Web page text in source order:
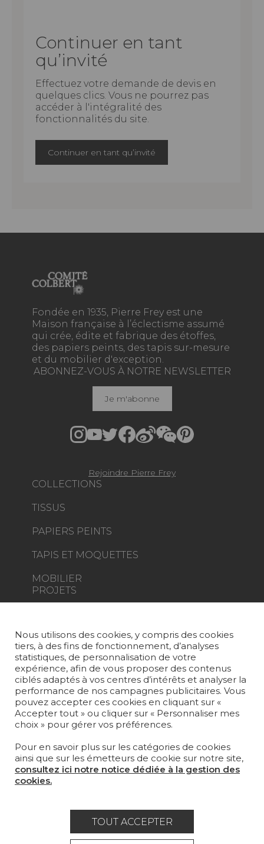
Continuer en tant
qu’invité
Effectuez votre demande de devis en
quelques clics. Vous ne pourrez pas
accéder à l'intégralité des
fonctionnalités du site.
Continuer en tant qu’invité
Fondée en 1935, Pierre Frey est une
Maison française à l’éclectisme assumé
qui crée, édite et fabrique des étoffes,
des papiers peints, des tapis sur-mesure
et du mobilier d'exception.
COLLECTIONS
TISSUS
PAPIERS PEINTS
TAPIS ET MOQUETTES
MOBILIER
PROJETS
MAGAZINE
LA MAISON
OÙ NOUS TROUVER ?
ABONNEZ-VOUS À NOTRE NEWSLETTER
Je m'abonne
Rejoindre Pierre Frey
Carrière Contact
Lexique
données
Nous utilisons des cookies, y compris des cookies
tiers, à des fins de fonctionnement, d’analyses
statistiques, de personnalisation de votre
expérience, afin de vous proposer des contenus
ciblés adaptés à vos centres d’intérêts et analyser la
performance de nos campagnes publicitaires. Vous
pouvez accepter ces cookies en cliquant sur «
Accepter tout » ou cliquer sur « Personnaliser mes
choix » pour gérer vos préférences.
Pour en savoir plus sur les catégories de cookies
ainsi que sur les émetteurs de cookie sur notre site,
consultez ici notre notice dédiée à la gestion des
cookies.
TOUT ACCEPTER